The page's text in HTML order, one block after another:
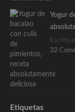
Yogur
Escrito
32
Etiquetas